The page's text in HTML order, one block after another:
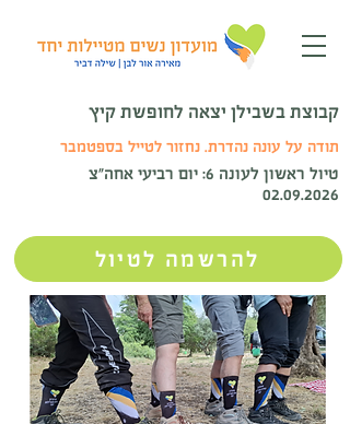
קבוצת בשבילן יצאה לחופשת קיץ
תודה על עונה נהדרת. נחזור לטייל בספטמבר
טיול ראשון לעונה 6: יום רביעי אחה"צ
02.09.2026
להרשמה לטיול